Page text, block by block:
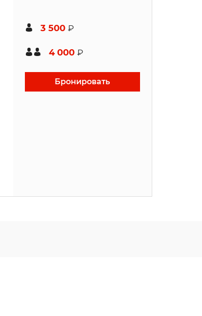
3 500 ₽
4 000 ₽
Бронировать